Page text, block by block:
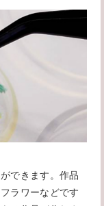
できます。作品
ラワーなどです